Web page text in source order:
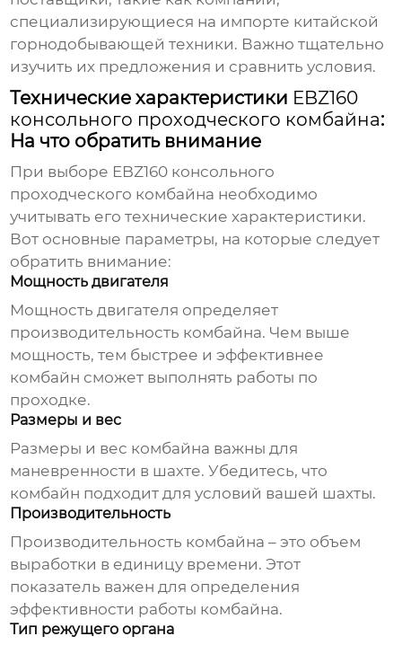
специализирующиеся на импорте китайской
горнодобывающей техники. Важно тщательно
изучить их предложения и сравнить условия.
Технические характеристики EBZ160
консольного проходческого комбайна:
На что обратить внимание
При выборе EBZ160 консольного
проходческого комбайна необходимо
учитывать его технические характеристики.
Вот основные параметры, на которые следует
обратить внимание:
Мощность двигателя
Мощность двигателя определяет
производительность комбайна. Чем выше
мощность, тем быстрее и эффективнее
комбайн сможет выполнять работы по
проходке.
Размеры и вес
Размеры и вес комбайна важны для
маневренности в шахте. Убедитесь, что
комбайн подходит для условий вашей шахты.
Производительность
Производительность комбайна – это объем
выработки в единицу времени. Этот
показатель важен для определения
эффективности работы комбайна.
Тип режущего органа